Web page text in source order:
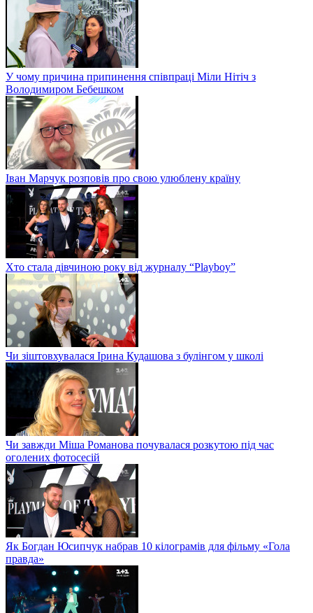
У чому причина припинення співпраці Міли Нітіч з
Володимиром Бебешком
Іван Марчук розповів про свою улюблену країну
Хто стала дівчиною року від журналу “Playboy”
Чи зіштовхувалася Ірина Кудашова з булінгом у школі
Чи завжди Міша Романова почувалася розкутою під час
оголених фотосесій
Як Богдан Юсипчук набрав 10 кілограмів для фільму «Гола
правда»